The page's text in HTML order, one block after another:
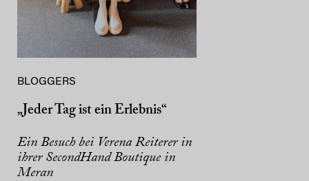
BLOGGERS
„Jeder Tag ist ein Erlebnis“
Ein Besuch bei Verena Reiterer in
ihrer SecondHand Boutique in
Meran